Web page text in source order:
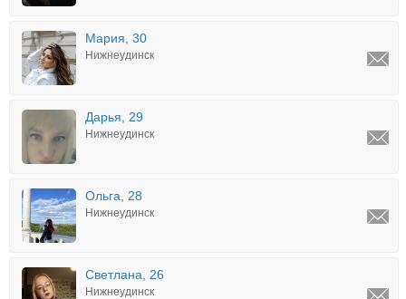
Мария, 30
Нижнеудинск
Дарья, 29
Нижнеудинск
Ольга, 28
Нижнеудинск
Светлана, 26
Нижнеудинск